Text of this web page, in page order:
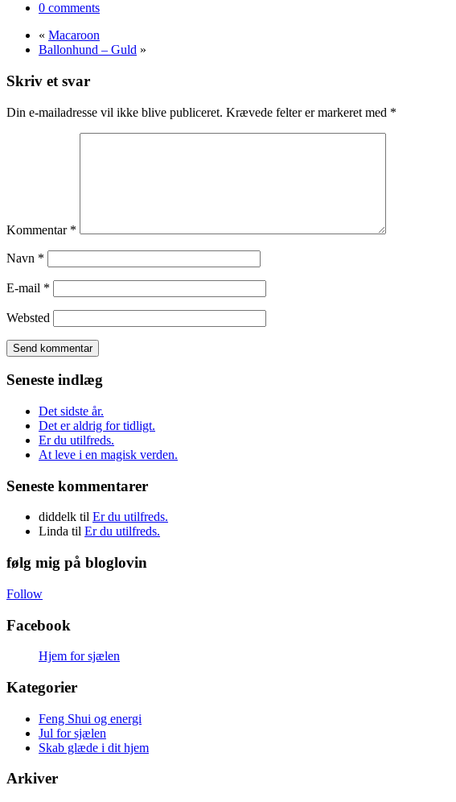
0 comments
« Macaroon
Ballonhund – Guld »
Skriv et svar
Din e-mailadresse vil ikke blive publiceret. Krævede felter er markeret med *
Kommentar *
Navn *
E-mail *
Websted
Seneste indlæg
Det sidste år.
Det er aldrig for tidligt.
Er du utilfreds.
At leve i en magisk verden.
Seneste kommentarer
diddelk til Er du utilfreds.
Linda til Er du utilfreds.
følg mig på bloglovin
Follow
Facebook
Hjem for sjælen
Kategorier
Feng Shui og energi
Jul for sjælen
Skab glæde i dit hjem
Arkiver